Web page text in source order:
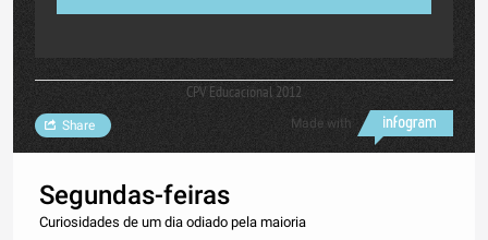
CPV Educacional 2012
Made with
Share
Segundas-feiras
Curiosidades de um dia odiado pela maioria